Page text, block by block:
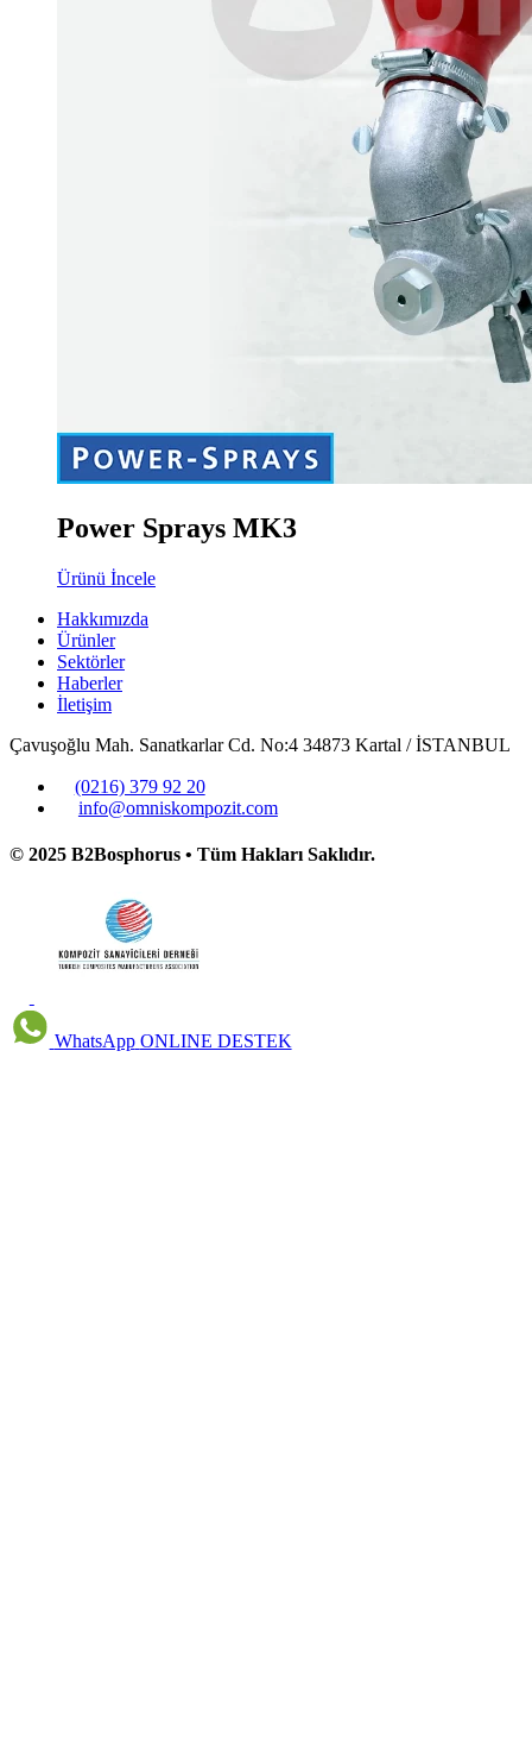
Power Sprays MK3
Ürünü İncele
Hakkımızda
Ürünler
Sektörler
Haberler
İletişim
Çavuşoğlu Mah. Sanatkarlar Cd. No:4 34873 Kartal / İSTANBUL
(0216) 379 92 20
info@omniskompozit.com
© 2025 B2Bosphorus • Tüm Hakları Saklıdır.
WhatsApp ONLINE DESTEK